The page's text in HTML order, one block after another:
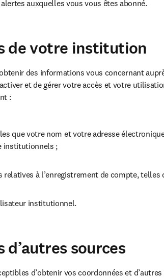
auxquelles vous vous êtes abonné.
de votre institution
des informations vous concernant
et de gérer votre accès et votre
:
que votre nom et votre adresse
institutionnels ;
relatives à l’enregistrement de compte,
institutionnel.
d’autres sources
d’obtenir vos coordonnées et